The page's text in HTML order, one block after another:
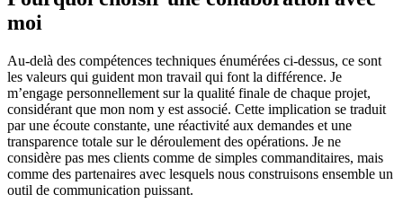
moi
Au-delà des compétences techniques énumérées ci-dessus, ce sont
les valeurs qui guident mon travail qui font la différence. Je
m’engage personnellement sur la qualité finale de chaque projet,
considérant que mon nom y est associé. Cette implication se traduit
par une écoute constante, une réactivité aux demandes et une
transparence totale sur le déroulement des opérations. Je ne
considère pas mes clients comme de simples commanditaires, mais
comme des partenaires avec lesquels nous construisons ensemble un
outil de communication puissant.